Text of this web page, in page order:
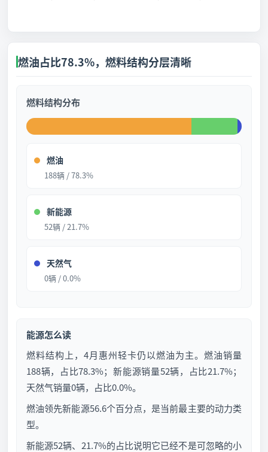
燃油占比78.3%，燃料结构分层清晰
燃料结构分布
燃油
188辆 / 78.3%
新能源
52辆 / 21.7%
天然气
0辆 / 0.0%
能源怎么读
燃料结构上，4月惠州轻卡仍以燃油为主。燃油销量
188辆，占比78.3%；新能源销量52辆，占比21.7%；
天然气销量0辆，占比0.0%。
燃油领先新能源56.6个百分点，是当前最主要的动力类
型。
新能源52辆、21.7%的占比说明它已经不是可忽略的小